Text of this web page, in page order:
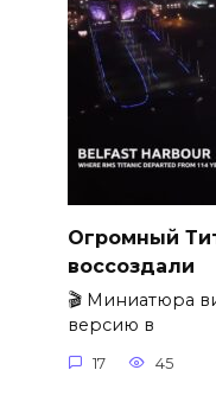
Огромный
воссоздали
🎬 Миниатюра
версию в
17 45